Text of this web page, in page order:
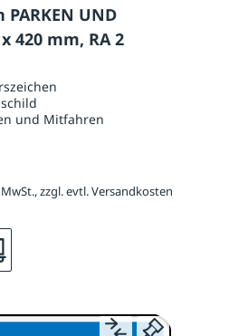
UND
420 mm, RA 2
und Mitfahren
zzgl. evtl. Versandkosten